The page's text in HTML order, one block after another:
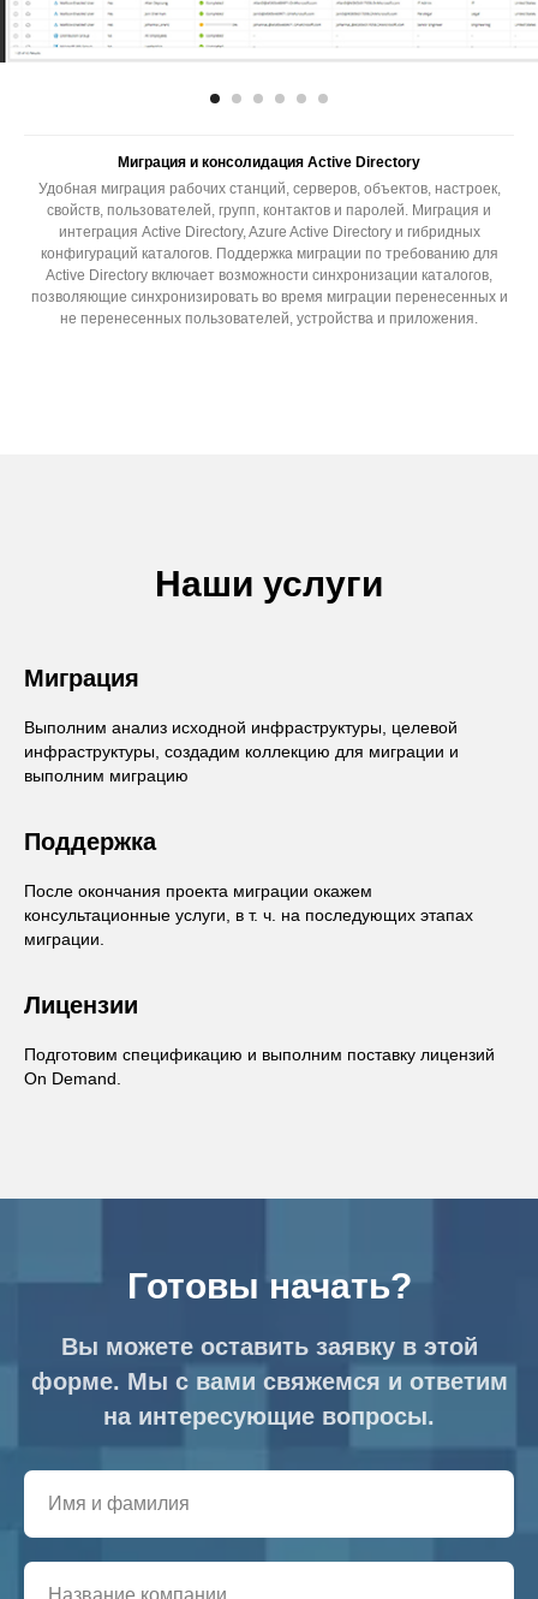
Миграция и консолидация Active Directory
Удобная миграция рабочих станций, серверов, объектов, настроек,
свойств, пользователей, групп, контактов и паролей. Миграция и
интеграция Active Directory, Azure Active Directory и гибридных
конфигураций каталогов. Поддержка миграции по требованию для
Active Directory включает возможности синхронизации каталогов,
позволяющие синхронизировать во время миграции перенесенных и
не перенесенных пользователей, устройства и приложения.
Наши услуги
Миграция
Выполним анализ исходной инфраструктуры, целевой
инфраструктуры, создадим коллекцию для миграции и
выполним миграцию
Поддержка
После окончания проекта миграции окажем
консультационные услуги, в т. ч. на последующих этапах
миграции.
Лицензии
Подготовим спецификацию и выполним поставку лицензий
On Demand.
Готовы начать?
Вы можете оставить заявку в этой
форме. Мы с вами свяжемся и ответим
на интересующие вопросы.